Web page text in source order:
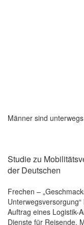
Männer sind
Studie zu
der Deutschen
Frechen –
Auftrag eines Logistik-
Dienste für Reisende.